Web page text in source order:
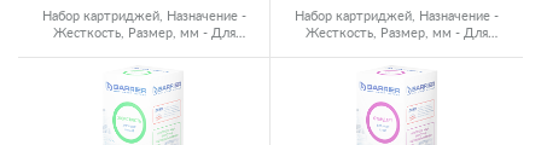
Набор картриджей, Назначение -
Жесткость, Размер, мм - Для
Набор картриджей, Назначение -
Жесткость, Размер, мм - Для